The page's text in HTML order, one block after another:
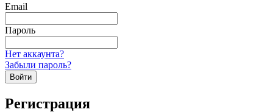
Email
Пароль
Нет аккаунта?
Забыли пароль?
Войти
Регистрация